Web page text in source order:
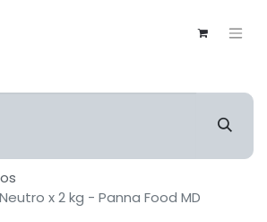
x 2 kg - Panna Food MD